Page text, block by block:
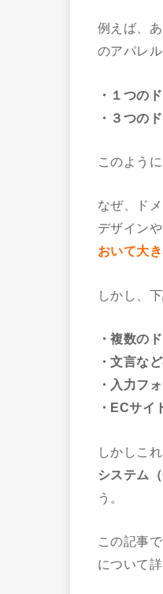
例えば、
のアパレ
・１つの
・３つの
このよう
なぜ、ド
デザイン
おいて大
しかし、
・複数の
・文言な
・入力フ
・ECサイ
しかしこ
システム
う。
この記事
について